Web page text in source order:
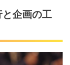
企画の工